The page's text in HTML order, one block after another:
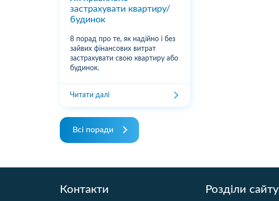
застрахувати квартиру/
будинок
8 порад про те, як надійно і без
зайвих фінансових витрат
застрахувати свою квартиру або
будинок.
Читати далі
Всі поради
Контакти Розділи сайту